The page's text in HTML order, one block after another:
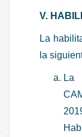
V.
La
la
La